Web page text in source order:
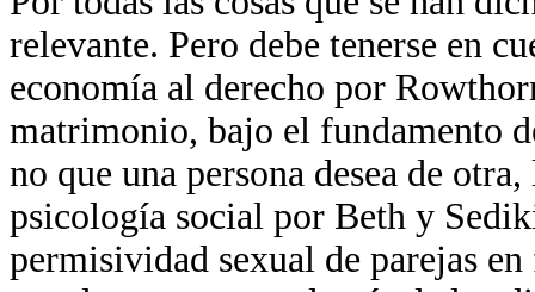
relevante. Pero debe tenerse en
economía al derecho por
matrimonio, bajo el fundamento
no que una persona desea de
psicología social por Beth y
permisividad sexual de parejas